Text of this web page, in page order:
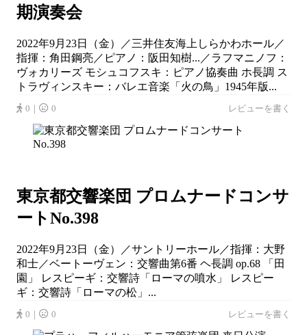
期演奏会
2022年9月23日（金）／三井住友海上しらかわホール／
指揮：角田鋼亮／ピアノ：阪田知樹...／ラフマニノフ：
ヴォカリーズ モシュコフスキ：ピアノ協奏曲 ホ長調 ス
トラヴィンスキー：バレエ音楽「火の鳥」1945年版...
0｜ 0 レビューを書く
東京都交響楽団 プロムナードコンサ
ートNo.398
2022年9月23日（金）／サントリーホール／指揮：大野
和士／ベートーヴェン：交響曲第6番 ヘ長調 op.68 「田
園」 レスピーギ：交響詩「ローマの噴水」 レスピー
ギ：交響詩「ローマの松」...
0｜ 0 レビューを書く